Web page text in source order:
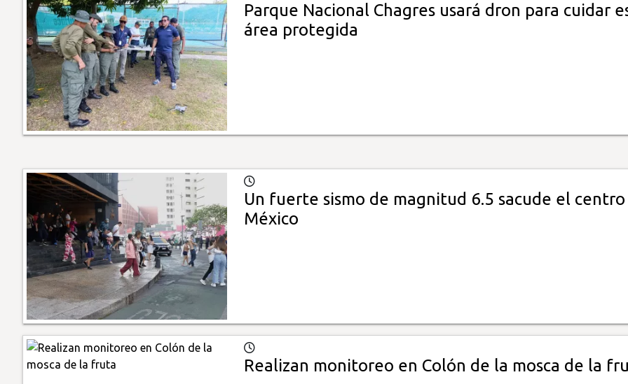
Parque Nacional Chagres usará dron para cuidar
área protegida
Un fuerte sismo de magnitud 6.5 sacude el
México
Realizan monitoreo en Colón de la mosca de la